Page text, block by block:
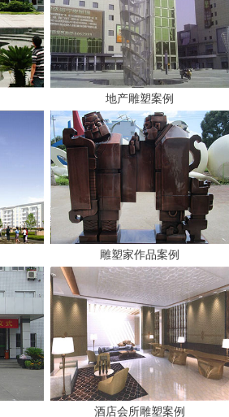
地产雕塑案例
雕塑家作品案例
酒店会所雕塑案例